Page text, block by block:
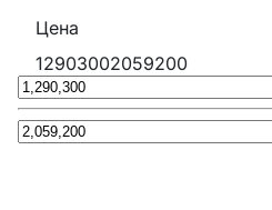
Цена
12903002059200